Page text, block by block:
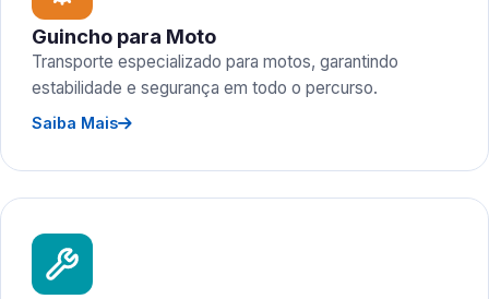
Guincho para Moto
Transporte especializado para motos, garantindo
estabilidade e segurança em todo o percurso.
Saiba Mais